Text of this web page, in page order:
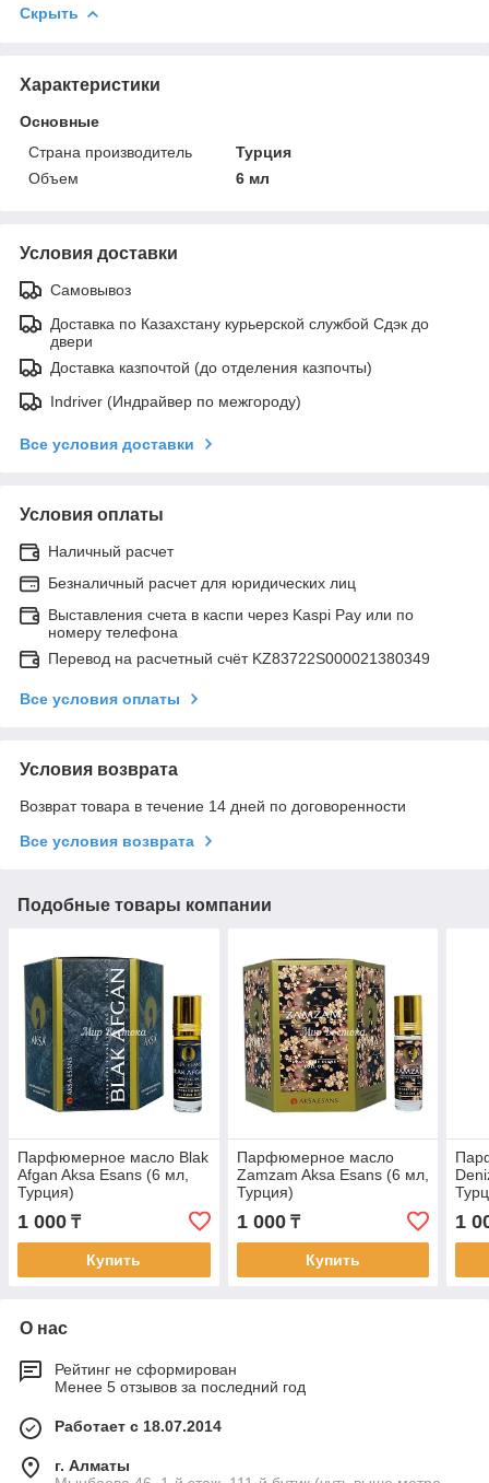
Скрыть
Характеристики
Основные
Страна производитель
Турция
Объем
6 мл
Условия доставки
Самовывоз
Доставка по Казахстану курьерской службой Сдэк до
двери
Доставка казпочтой (до отделения казпочты)
Indriver (Индрайвер по межгороду)
Все условия доставки
Условия оплаты
Наличный расчет
Безналичный расчет для юридических лиц
Выставления счета в каспи через Kaspi Pay или по
номеру телефона
Перевод на расчетный счёт KZ83722S000021380349
Все условия оплаты
Условия возврата
Возврат товара в течение 14 дней по договоренности
Все условия возврата
Подобные товары компании
Парфюмерное масло Blak
Afgan Aksa Esans (6 мл,
Турция)
1 000 ₸
Купить
Парфюмерное масло
Zamzam Aksa Esans (6 мл,
Турция)
1 000₸
Купить
1
О нас
Рейтинг не сформирован
Менее 5 отзывов за последний год
Работает с 18.07.2014
г. Алматы